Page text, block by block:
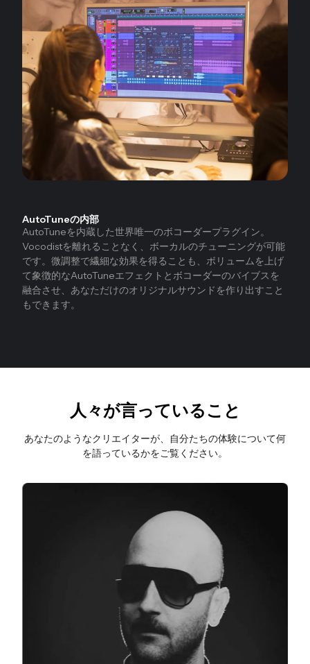
AutoTuneの内部
AutoTuneを内蔵した世界唯一のボコーダープラグイン。
Vocodistを離れることなく、ボーカルのチューニングが可能
です。微調整で繊細な効果を得ることも、ボリュームを上げ
て象徴的なAutoTuneエフェクトとボコーダーのバイブスを
融合させ、あなただけのオリジナルサウンドを作り出すこと
もできます。
人々が言っていること
あなたのようなクリエイターが、自分たちの体験について何
を語っているかをご覧ください。
スライド2/4